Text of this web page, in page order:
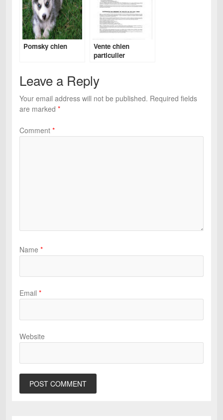
Pomsky chien
Vente chien
particulier
Leave a Reply
Your email address will not be published. Required fields
are marked *
Comment *
Name *
Email *
Website